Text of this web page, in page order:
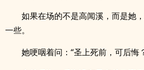
如果在场的不是高闻溪，而是她
一些。
她哽咽着问：“圣上死前，可后悔